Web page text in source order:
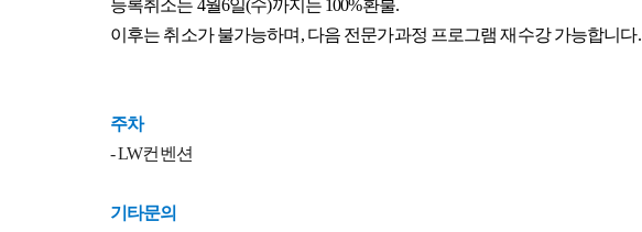
등록취소는 4월6일(수)까지는 100%환불.
이후는 취소가 불가능하며, 다음 전문가과정 프로그램 재수강 가능합니다.
주차
- LW컨벤션
기타문의